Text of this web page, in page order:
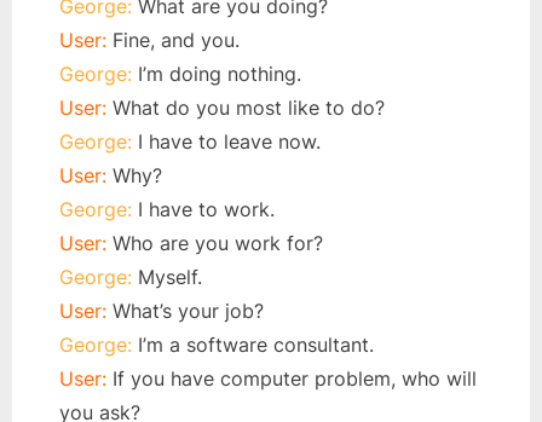
George: What are you doing?
User: Fine, and you.
George: I’m doing nothing.
User: What do you most like to do?
George: I have to leave now.
User: Why?
George: I have to work.
User: Who are you work for?
George: Myself.
User: What’s your job?
George: I’m a software consultant.
User: If you have computer problem, who will
you ask?